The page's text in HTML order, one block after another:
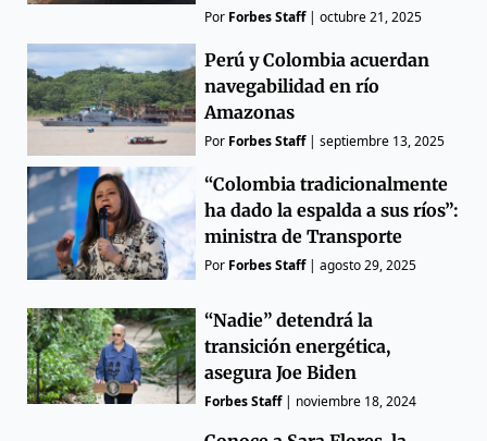
Por Forbes Staff|octubre 21, 2025
Perú y Colombia acuerdan
navegabilidad en río
Amazonas
Por Forbes Staff|septiembre 13, 2025
“Colombia tradicionalmente
ha dado la espalda a sus ríos”:
ministra de Transporte
Por Forbes Staff|agosto 29, 2025
“Nadie” detendrá la
transición energética,
asegura Joe Biden
Forbes Staff| noviembre 18, 2024